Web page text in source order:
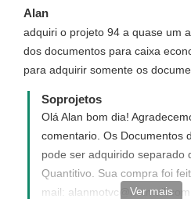
sugestões de projetos para as
seu terrreno. - Ivana-
Soprojetos
Alan
adquiri o projeto 94 a quase um
dos documentos para caixa
para adquirir somente os
Soprojetos
Olá Alan bom dia!
comentario. Os Documentos
pode ser adquirido separado
Quantitivo. Sua compra foi
mail:
Ver mais